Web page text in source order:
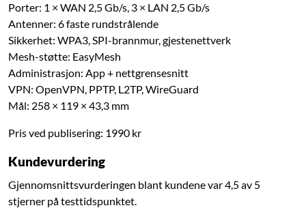
Porter: 1 × WAN 2,5 Gb/s, 3 × LAN 2,5 Gb/s
Antenner: 6 faste rundstrålende
Sikkerhet: WPA3, SPI-brannmur, gjestenettverk
Mesh-støtte: EasyMesh
Administrasjon: App + nettgrensesnitt
VPN: OpenVPN, PPTP, L2TP, WireGuard
Mål: 258 × 119 × 43,3 mm
Pris ved publisering: 1990 kr
Kundevurdering
Gjennomsnittsvurderingen blant kundene var 4,5 av 5
stjerner på testtidspunktet.